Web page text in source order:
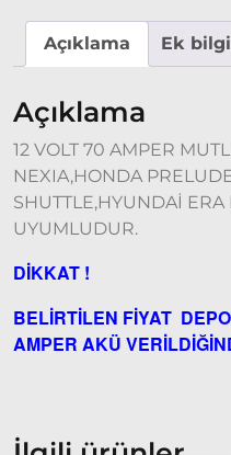
Ducato
2006 –
Ducato
2015
Model
ve Üstü
Uno
Tipo
Uno
Fiat
Açıklama Ek bilgi
Açıklama
12 VOLT 70 AMPER
NEXIA,HONDA
SHUTTLE,HYUNDAİ
UYUMLUDUR.
DİKKAT !
BELİRTİLEN FİYAT
AMPER AKÜ